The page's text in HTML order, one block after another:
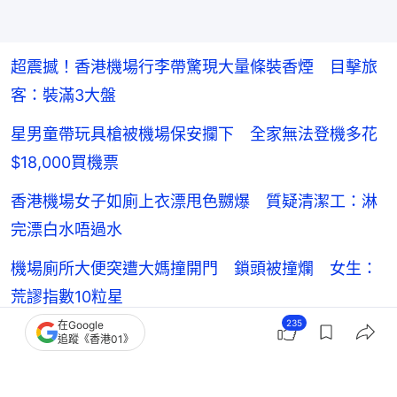
超震撼！香港機場行李帶驚現大量條裝香煙 目擊旅
客：裝滿3大盤
星男童帶玩具槍被機場保安攔下 全家無法登機多花
$18,000買機票
香港機場女子如廁上衣漂甩色嬲爆 質疑清潔工：淋
完漂白水唔過水
機場廁所大便突遭大媽撞開門 鎖頭被撞爛 女生：
荒謬指數10粒星
在Google
追蹤《香港01》
235